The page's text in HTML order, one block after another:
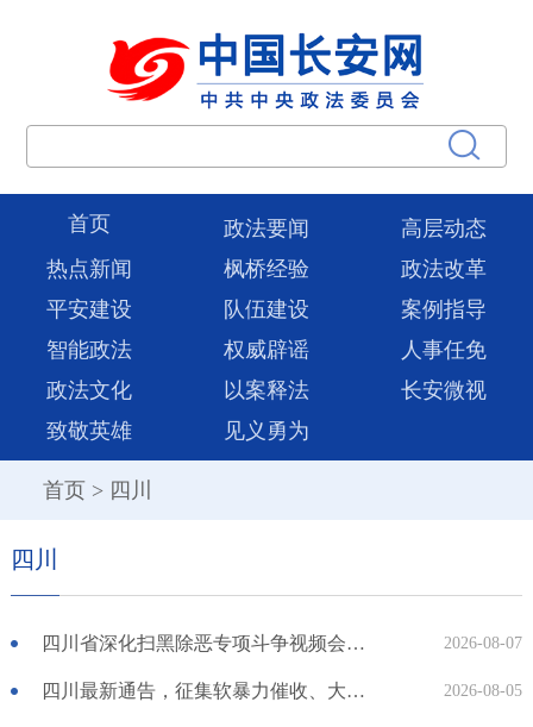
首页 政法要闻
高层动态
热点新闻
枫桥经验
政法改革
平安建设
队伍建设
案例指导
智能政法
权威辟谣
人事任免
政法文化
以案释法
长安微视
致敬英雄
见义勇为
首页 > 四川
四川
四川省深化扫黑除恶专项斗争视频会议召开 于立军出席并讲话 2026-08-07
四川最新通告，征集软暴力催收、大规模网暴等新型黑恶违法犯罪线索 2026-08-05